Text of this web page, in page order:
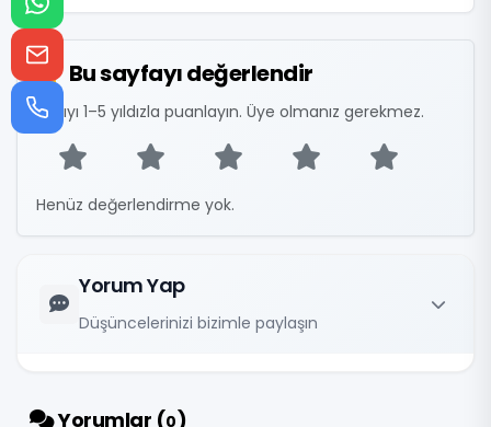
Bu sayfayı değerlendir
Yazıyı 1–5 yıldızla puanlayın. Üye olmanız gerekmez.
Henüz değerlendirme yok.
Yorum Yap
Düşüncelerinizi bizimle paylaşın
Yorumlar (0)